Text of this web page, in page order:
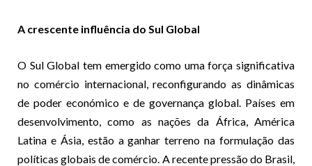
A crescente influência do Sul Global
O Sul Global tem emergido como uma força significativa
no comércio internacional, reconfigurando as dinâmicas
de poder económico e de governança global. Países em
desenvolvimento, como as nações da África, América
Latina e Ásia, estão a ganhar terreno na formulação das
políticas globais de comércio. A recente pressão do Brasil,